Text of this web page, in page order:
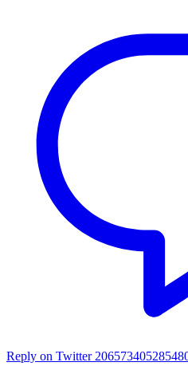
Reply on Twitter